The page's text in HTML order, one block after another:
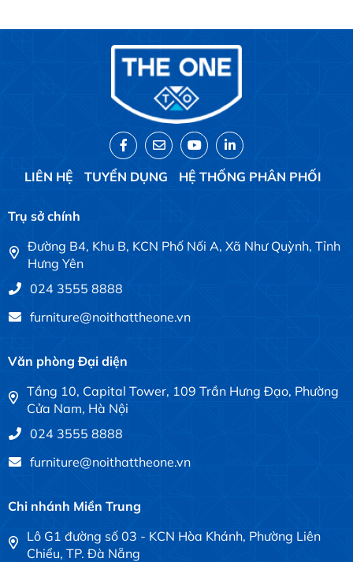
LIÊN HỆ TUYỂN DỤNG HỆ THỐNG PHÂN PHỐI
Trụ sở chính
Đường B4, Khu B, KCN Phố Nối A, Xã Như Quỳnh, Tỉnh
Hưng Yên
024 3555 8888
furniture@noithattheone.vn
Văn phòng Đại diện
Tầng 10, Capital Tower, 109 Trần Hưng Đạo, Phường
Cửa Nam, Hà Nội
024 3555 8888
furniture@noithattheone.vn
Chi nhánh Miền Trung
Lô G1 đường số 03 - KCN Hòa Khánh, Phường Liên
Chiểu, TP. Đà Nẵng